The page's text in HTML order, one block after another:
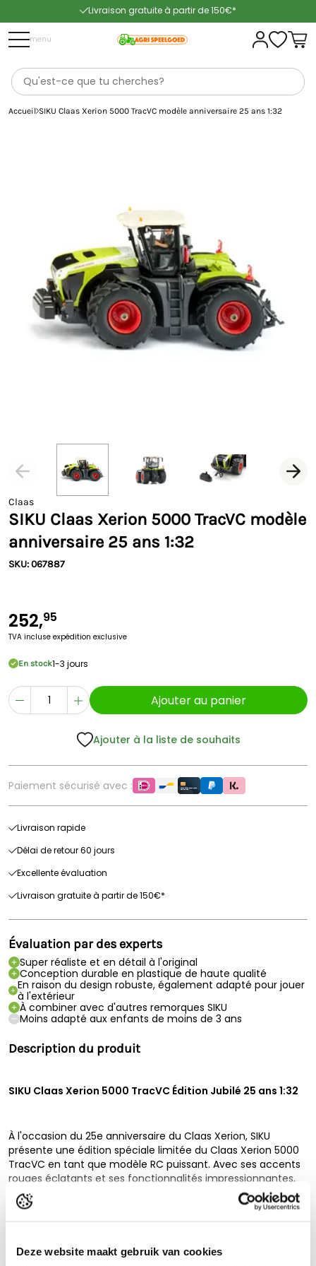
Deze website maakt gebruik van cookies
Livraison gratuite à partir de 150€*
Livraison rapide
menu
Accueil SIKU Claas Xerion 5000 TracVC modèle anniversaire 25 ans 1:32
Claas
SIKU Claas Xerion 5000 TracVC modèle
anniversaire 25 ans 1:32
SKU: 067887
252,95
TVA incluse expédition exclusive
En stock1-3 jours
Ajouter au panier
Ajouter à la liste de souhaits
Paiement sécurisé avec :
Livraison rapide
Délai de retour 60 jours
Excellente évaluation
Livraison gratuite à partir de 150€*
Évaluation par des experts
Super réaliste et en détail à l'original
Conception durable en plastique de haute qualité
En raison du design robuste, également adapté pour jouer
à l'extérieur
À combiner avec d'autres remorques SIKU
Moins adapté aux enfants de moins de 3 ans
Description du produit
SIKU Claas Xerion 5000 TracVC Édition Jubilé 25 ans 1:32
À l'occasion du 25e anniversaire du Claas Xerion, SIKU
présente une édition spéciale limitée du Claas Xerion 5000
TracVC en tant que modèle RC puissant. Avec ses accents
rouges éclatants et ses fonctionnalités impressionnantes,
ce tracteur est un véritable bijou pour les passionnés de
modélisme et les collectionneurs de jouets !
Grâce à l'application SIKU Control, les utilisateurs peuvent
Spécifications techniques